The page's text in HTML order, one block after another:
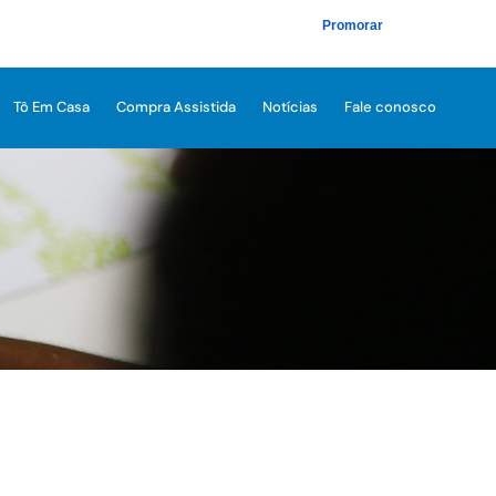
Promorar
Tô Em Casa Compra Assistida Notícias Fale conosco